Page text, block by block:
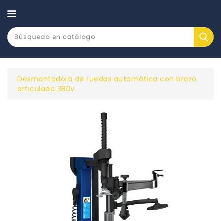
CATEGORÍA
Desmontadora de ruedas automática con brazo
articulado 380v